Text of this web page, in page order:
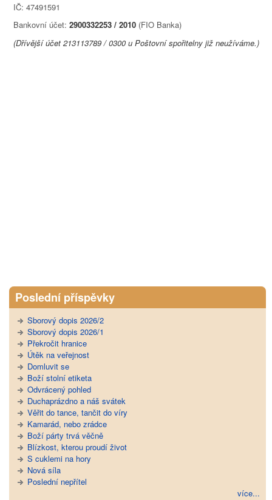
IČ: 47491591
Bankovní účet: 2900332253 / 2010(FIO Banka)
(Dřívější účet 213113789 / 0300 u Poštovní spořitelny již neužíváme.)
Poslední příspěvky
Sborový dopis 2026/2
Sborový dopis 2026/1
Překročit hranice
Útěk na veřejnost
Domluvit se
Boží stolní etiketa
Odvrácený pohled
Duchaprázdno a náš svátek
Věřit do tance, tančit do víry
Kamarád, nebo zrádce
Boží párty trvá věčně
Blízkost, kterou proudí život
S cuklemi na hory
Nová síla
Poslední nepřítel
více...